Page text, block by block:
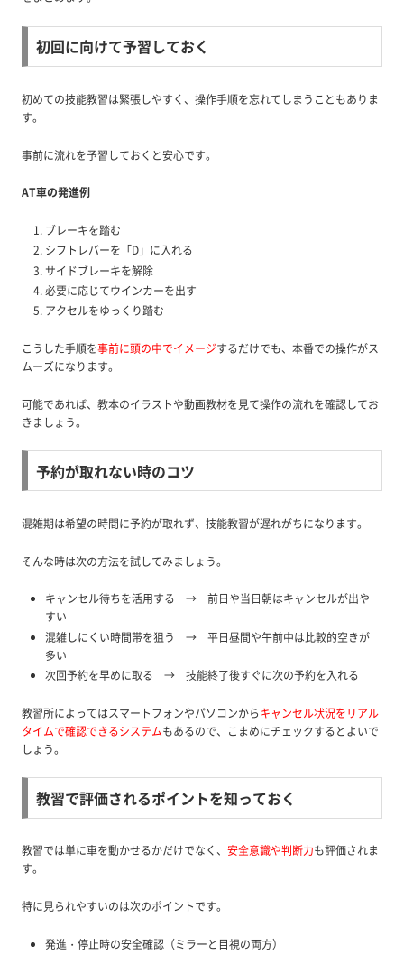
初回に向けて予習しておく
初めての技能教習は緊張しやすく、操作手順を忘れてしまうこともありま
す。
事前に流れを予習しておくと安心です。
AT車の発進例
ブレーキを踏む
シフトレバーを「D」に入れる
サイドブレーキを解除
必要に応じてウインカーを出す
アクセルをゆっくり踏む
こうした手順を事前に頭の中でイメージするだけでも、本番での操作がス
ムーズになります。
可能であれば、教本のイラストや動画教材を見て操作の流れを確認してお
きましょう。
予約が取れない時のコツ
混雑期は希望の時間に予約が取れず、技能教習が遅れがちになります。
そんな時は次の方法を試してみましょう。
キャンセル待ちを活用する → 前日や当日朝はキャンセルが出や
すい
混雑しにくい時間帯を狙う → 平日昼間や午前中は比較的空きが
多い
次回予約を早めに取る → 技能終了後すぐに次の予約を入れる
教習所によってはスマートフォンやパソコンからキャンセル状況をリアル
タイムで確認できるシステムもあるので、こまめにチェックするとよいで
しょう。
教習で評価されるポイントを知っておく
教習では単に車を動かせるかだけでなく、 安全意識や判断力も評価されま
す。
特に見られやすいのは次のポイントです。
発進・停止時の安全確認（ミラーと目視の両方）